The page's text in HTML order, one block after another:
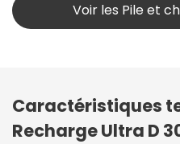
Voir les Pile et
Caractéristiques
Recharge Ultra D